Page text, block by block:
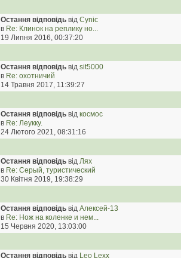
Остання відповідьвід Cynic
в Re: Клинок на реплику но...
19 Липня 2016, 00:37:20
Остання відповідьвід sit5000
в Re: охотничий
14 Травня 2017, 11:39:27
Остання відповідьвід космос
в Re: Леукку.
24 Лютого 2021, 08:31:16
Остання відповідьвід Лях
в Re: Серый, туристический
30 Квітня 2019, 19:38:29
Остання відповідьвід Алексей-13
в Re: Нож на коленке и нем...
15 Червня 2020, 13:03:00
Остання відповідьвід Leo Lexx